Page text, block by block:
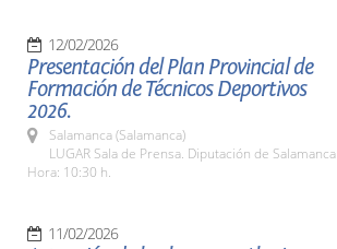
12/02/2026
Presentación del Plan Provincial de
Formación de Técnicos Deportivos
2026.
Salamanca (Salamanca)
LUGAR Sala de Prensa. Diputación de Salamanca
Hora: 10:30 h.
11/02/2026